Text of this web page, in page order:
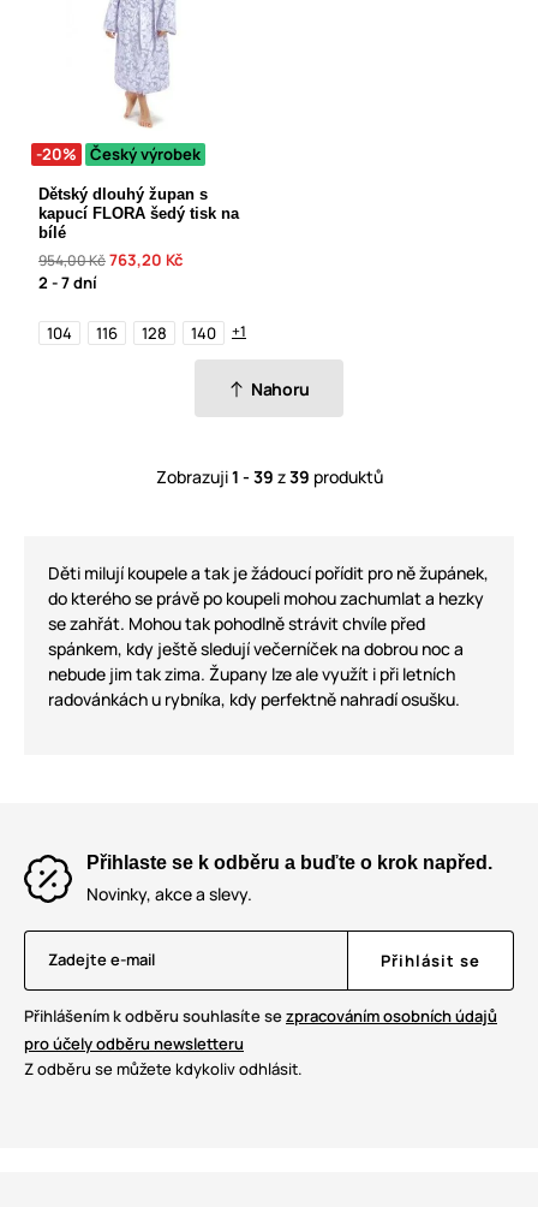
-20% Český výrobek
Dětský dlouhý župan s
kapucí FLORA šedý tisk na
bílé
954,00 Kč763,20 Kč
2 - 7 dní
104 116 128 140 +1
Nahoru
Zobrazuji1 - 39 z39 produktů
Děti milují koupele a tak je žádoucí pořídit pro ně župánek,
do kterého se právě po koupeli mohou zachumlat a hezky
se zahřát. Mohou tak pohodlně strávit chvíle před
spánkem, kdy ještě sledují večerníček na dobrou noc a
nebude jim tak zima. Župany lze ale využít i při letních
radovánkách u rybníka, kdy perfektně nahradí osušku.
Přihlaste se k odběru a buďte o krok napřed.
Novinky, akce a slevy.
Zadejte e-mail Přihlásit se
Přihlášením k odběru souhlasíte sezpracováním osobních údajů
pro účely odběru newsletteru
Z odběru se můžete kdykoliv odhlásit.